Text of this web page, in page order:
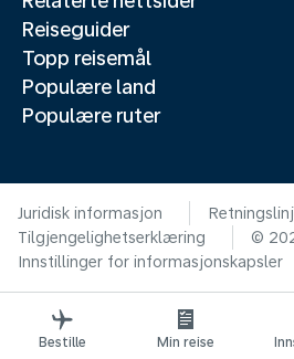
Reiseguider
Topp reisemål
Populære land
Populære ruter
Juridisk informasjon
Tilgjengelighetserklæring
©
Innstillinger for informasjonskapsler
Bestille Min reise